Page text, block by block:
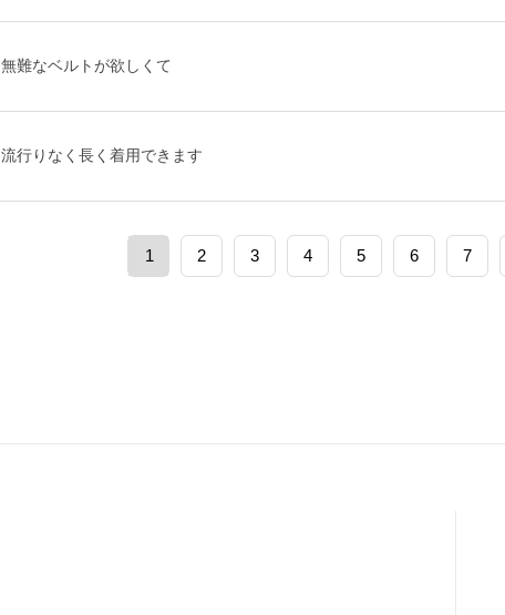
無難なベルトが欲しくて
流行りなく長く着用できます
1 2 3 4 5 6 7